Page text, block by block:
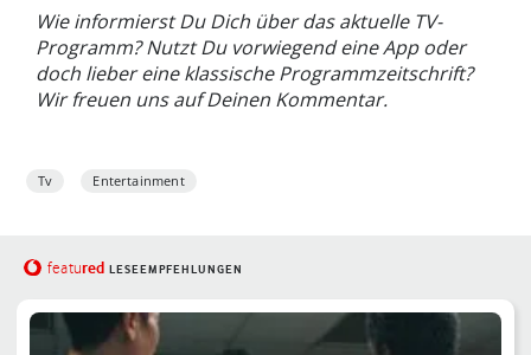
Wie informierst Du Dich über das aktuelle TV-
Programm? Nutzt Du vorwiegend eine App oder
doch lieber eine klassische Programmzeitschrift?
Wir freuen uns auf Deinen Kommentar.
Tv Entertainment
featured LESEEMPFEHLUNGEN